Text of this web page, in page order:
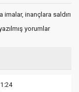
inançlara saldırı
yorumlar